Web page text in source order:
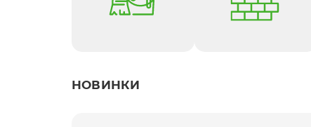
НОВИНКИ